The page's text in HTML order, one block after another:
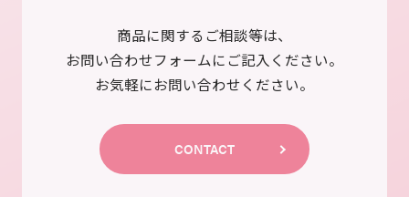
商品に関するご相談等は、
お問い合わせフォームにご記入ください。
お気軽にお問い合わせください。
CONTACT